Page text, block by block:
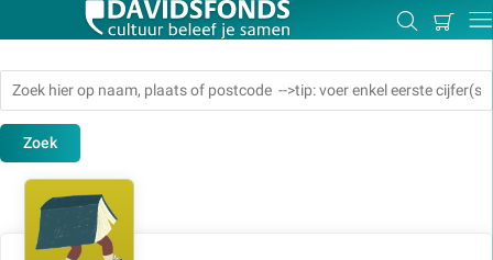
Zoeken
Mijn
Zoek
Zoek:
Zoeken